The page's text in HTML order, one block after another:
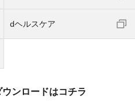
dヘルスケア
ンロードはコチラ